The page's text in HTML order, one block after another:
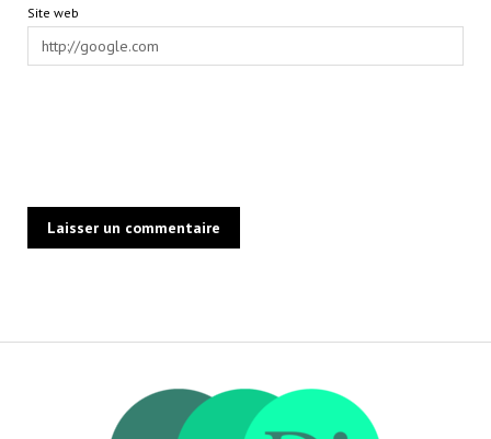
Site web